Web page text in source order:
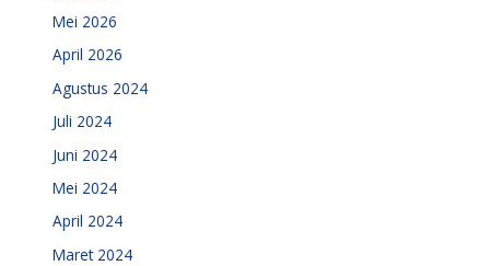
Mei 2026
April 2026
Agustus 2024
Juli 2024
Juni 2024
Mei 2024
April 2024
Maret 2024